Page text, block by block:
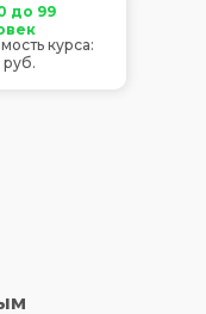
до 99
курса:
руб.